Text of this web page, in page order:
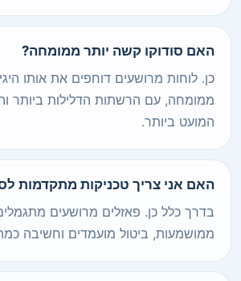
האם סודוקו קשה יותר ממומחה?
כן. לוחות מרושעים דוחפים את אותו
ממומחה, עם הרשתות הדלילות ביותר
המועט ביותר.
האם אני צריך טכניקות מתקדמות
בדרך כלל כן. פאזלים מרושעים
ממושמעות, ביטול מועמדים וחשיבה